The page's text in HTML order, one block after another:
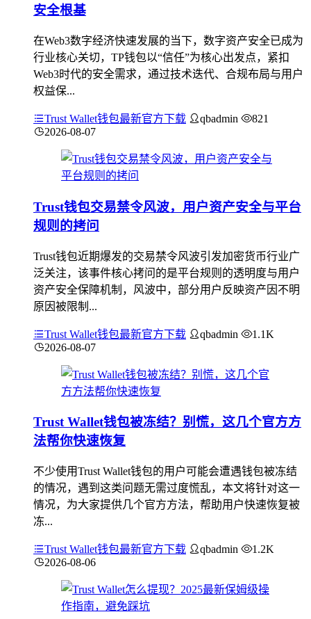
安全根基
在Web3数字经济快速发展的当下，数字资产安全已成为
行业核心关切，TP钱包以“信任”为核心出发点，紧扣
Web3时代的安全需求，通过技术迭代、合规布局与用户
权益保...
Trust Wallet钱包最新官方下载 qbadmin
821
2026-08-07
Trust钱包交易禁令风波，用户资产安全与平台
规则的拷问
Trust钱包近期爆发的交易禁令风波引发加密货币行业广
泛关注，该事件核心拷问的是平台规则的透明度与用户
资产安全保障机制，风波中，部分用户反映资产因不明
原因被限制...
Trust Wallet钱包最新官方下载 qbadmin
1.1K
2026-08-07
Trust Wallet钱包被冻结？别慌，这几个官方方
法帮你快速恢复
不少使用Trust Wallet钱包的用户可能会遭遇钱包被冻结
的情况，遇到这类问题无需过度慌乱，本文将针对这一
情况，为大家提供几个官方方法，帮助用户快速恢复被
冻...
Trust Wallet钱包最新官方下载 qbadmin
1.2K
2026-08-06